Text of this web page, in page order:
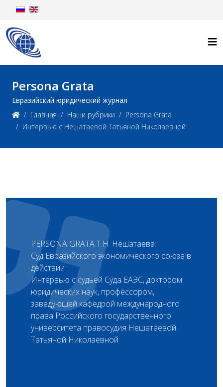
Persona Grata
Евразийский юридический журнал
Главная
Наши рубрики
Persona Grata
Интервью с Нешатаевой Татьяной Николаевной
PERSONA GRATA Т. Н. Нешатаева:
Суд Евразийского экономического союза в
действии
Интервью с судьей Суда ЕАЭС, доктором
юридических наук, профессором,
заведующей кафедрой международного
права Российского государственного
университета правосудия Нешатаевой
Татьяной Николаевной